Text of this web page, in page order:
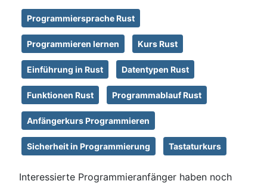
Programmiersprache Rust
Programmieren lernen Kurs Rust
Einführung in Rust Datentypen Rust
Funktionen Rust Programmablauf Rust
Anfängerkurs Programmieren
Sicherheit in Programmierung Tastaturkurs
Interessierte Programmieranfänger haben noch